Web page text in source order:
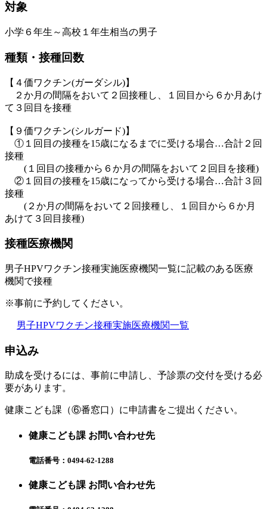
対象
小学６年生～高校１年生相当の男子
種類・接種回数
【４価ワクチン(ガーダシル)】
２か月の間隔をおいて２回接種し、１回目から６か月あけ
て３回目を接種
【９価ワクチン(シルガード)】
①１回目の接種を15歳になるまでに受ける場合…合計２回
接種
(１回目の接種から６か月の間隔をおいて２回目を接種)
②１回目の接種を15歳になってから受ける場合…合計３回
接種
(２か月の間隔をおいて２回接種し、１回目から６か月
あけて３回目接種)
接種医療機関
男子HPVワクチン接種実施医療機関一覧に記載のある医療
機関で接種
※事前に予約してください。
男子HPVワクチン接種実施医療機関一覧
申込み
助成を受けるには、事前に申請し、予診票の交付を受ける必
要があります。
健康こども課（⑥番窓口）に申請書をご提出ください。
健康こども課 お問い合わせ先
電話番号： 0494-62-1288
健康こども課 お問い合わせ先